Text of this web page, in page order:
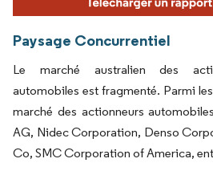
Paysage Concurrentiel
Le marché australien des
automobiles est fragmenté. Parmi
marché des actionneurs
AG, Nidec Corporation, Denso
Co, SMC Corporation of America,